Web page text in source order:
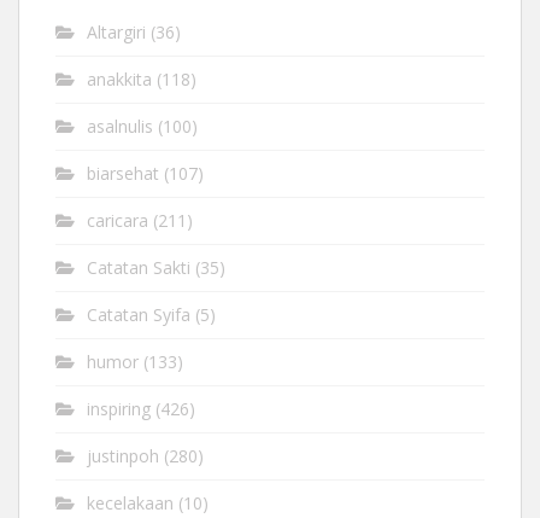
Altargiri (36)
anakkita (118)
asalnulis (100)
biarsehat (107)
caricara (211)
Catatan Sakti (35)
Catatan Syifa (5)
humor (133)
inspiring (426)
justinpoh (280)
kecelakaan (10)